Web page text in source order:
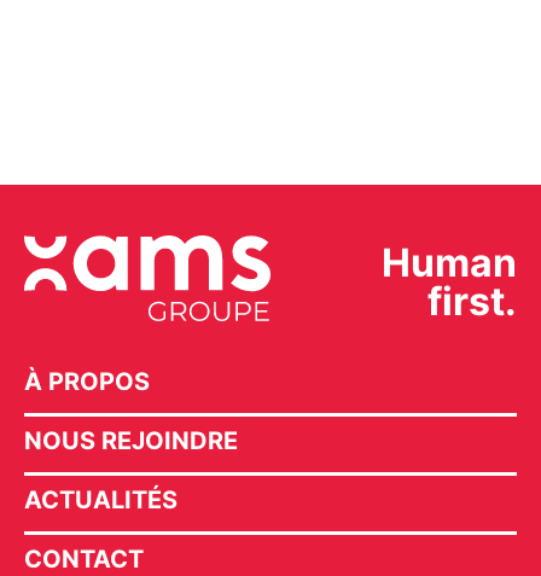
Human
first.
À PROPOS
NOUS REJOINDRE
ACTUALITÉS
CONTACT